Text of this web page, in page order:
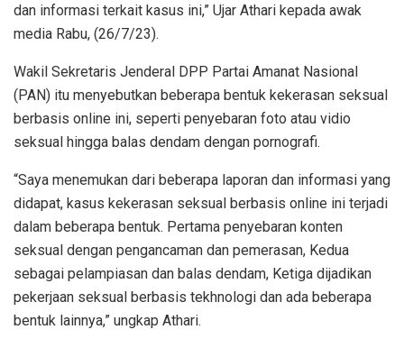
dan informasi terkait kasus ini,” Ujar Athari kepada awak
media Rabu, (26/7/23).
Wakil Sekretaris Jenderal DPP Partai Amanat Nasional
(PAN) itu menyebutkan beberapa bentuk kekerasan seksual
berbasis online ini, seperti penyebaran foto atau vidio
seksual hingga balas dendam dengan pornografi.
“Saya menemukan dari beberapa laporan dan informasi yang
didapat, kasus kekerasan seksual berbasis online ini terjadi
dalam beberapa bentuk. Pertama penyebaran konten
seksual dengan pengancaman dan pemerasan, Kedua
sebagai pelampiasan dan balas dendam, Ketiga dijadikan
pekerjaan seksual berbasis tekhnologi dan ada beberapa
bentuk lainnya,” ungkap Athari.